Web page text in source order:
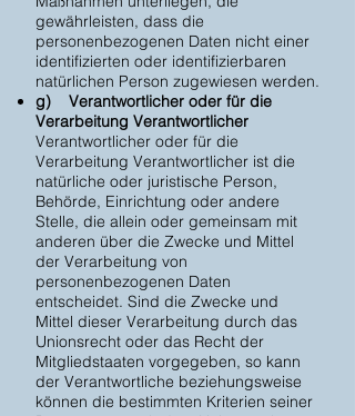
gewährleisten, dass die
personenbezogenen Daten nicht einer
identifizierten oder identifizierbaren
natürlichen Person zugewiesen werden.
g) Verantwortlicher oder für die
Verarbeitung Verantwortlicher
Verantwortlicher oder für die
Verarbeitung Verantwortlicher ist die
natürliche oder juristische Person,
Behörde, Einrichtung oder andere
Stelle, die allein oder gemeinsam mit
anderen über die Zwecke und Mittel
der Verarbeitung von
personenbezogenen Daten
entscheidet. Sind die Zwecke und
Mittel dieser Verarbeitung durch das
Unionsrecht oder das Recht der
Mitgliedstaaten vorgegeben, so kann
der Verantwortliche beziehungsweise
können die bestimmten Kriterien seiner